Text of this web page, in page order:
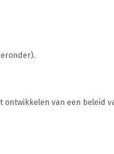
van een beleid